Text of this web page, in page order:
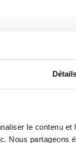
le contenu
Nous partageons